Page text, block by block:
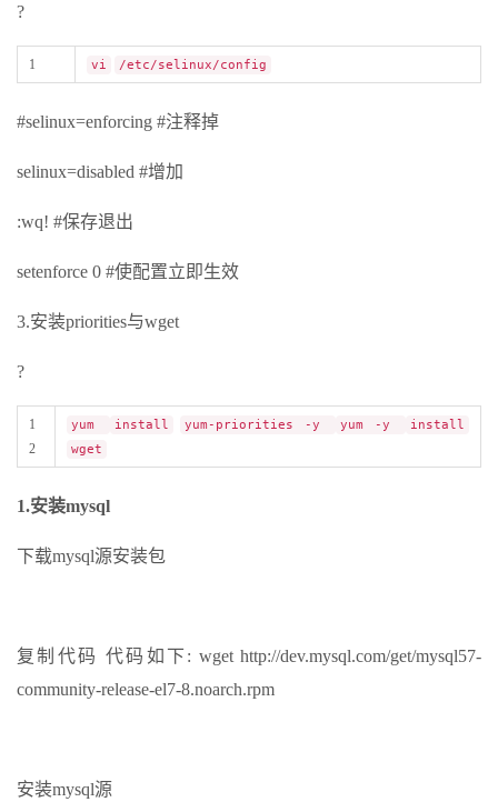
?
1 vi /etc/selinux/config
#selinux=enforcing #注释掉
selinux=disabled #增加
:wq! #保存退出
setenforce 0 #使配置立即生效
3.安装priorities与wget
?
1
2
yum install yum-priorities -y yum -y
install
wget
1.安装mysql
下载mysql源安装包
复制代码 代码如下: wget http://dev.mysql.com/get/mysql57-
community-release-el7-8.noarch.rpm
安装mysql源